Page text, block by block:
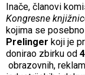
Inače, članovi
Kongresne
kojima se
Prelinger koji je
donirao zbirku od
obrazovnih,